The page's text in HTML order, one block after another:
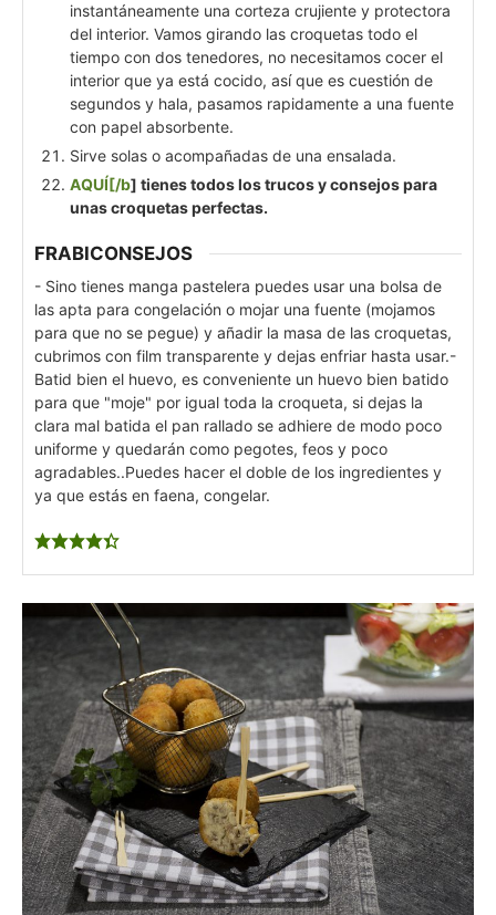
instantáneamente una corteza crujiente y protectora
del interior. Vamos girando las croquetas todo el
tiempo con dos tenedores, no necesitamos cocer el
interior que ya está cocido, así que es cuestión de
segundos y hala, pasamos rapidamente a una fuente
con papel absorbente.
Sirve solas o acompañadas de una ensalada.
AQUÍ[/b] tienes todos los trucos y consejos para
unas croquetas perfectas.
FRABICONSEJOS
- Sino tienes manga pastelera puedes usar una bolsa de
las apta para congelación o mojar una fuente (mojamos
para que no se pegue) y añadir la masa de las croquetas,
cubrimos con film transparente y dejas enfriar hasta usar.-
Batid bien el huevo, es conveniente un huevo bien batido
para que "moje" por igual toda la croqueta, si dejas la
clara mal batida el pan rallado se adhiere de modo poco
uniforme y quedarán como pegotes, feos y poco
agradables..Puedes hacer el doble de los ingredientes y
ya que estás en faena, congelar.